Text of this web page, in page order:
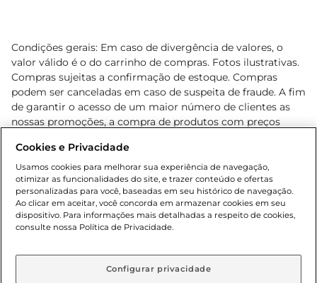
Condições gerais: Em caso de divergência de valores, o
valor válido é o do carrinho de compras. Fotos ilustrativas.
Compras sujeitas a confirmação de estoque. Compras
podem ser canceladas em caso de suspeita de fraude. A fim
de garantir o acesso de um maior número de clientes as
nossas promoções, a compra de produtos com preços
cliente. Os preços, ofertas e condições são exclusivos para
o e-commerce e válidos durante o dia de hoje, podendo
sofrer alterações sem prévia notificação. Proibida a venda
de bebidas alcoólicas para menores de 18 anos, conforme
Lei n.º 8069/90, art. 81, inciso II (Estatuto da Criança e do
Adolescente). Preços e condições exclusivos para o
aviso prévio. O valor mínimo para as compras on-line é de
Cookies e Privacidade
Usamos cookies para melhorar sua experiência de navegação,
otimizar as funcionalidades do site, e trazer conteúdo e ofertas
personalizadas para você, baseadas em seu histórico de navegação.
Ao clicar em aceitar, você concorda em armazenar cookies em seu
dispositivo. Para informações mais detalhadas a respeito de cookies,
consulte nossa Política de Privacidade.
Configurar privacidade